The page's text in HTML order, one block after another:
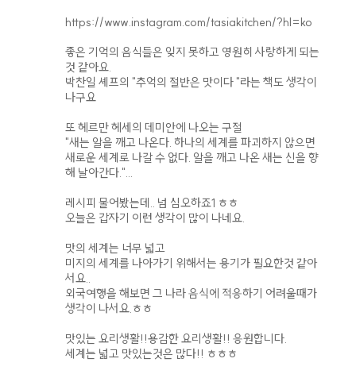
https://www.instagram.com/tasiakitchen/?hl=ko
좋은 기억의 음식들은 잊지 못하고 영원히 사랑하게 되는
것 같아요.
박찬일 셰프의 "추억의 절반은 맛이다 "라는 책도 생각이
나구요
또 헤르만 헤세의 데미안에 나오는 구절
"새는 알을 깨고 나온다. 하나의 세계를 파괴하지 않으면
새로운 세계로 나갈 수 없다. 알을 깨고 나온 새는 신을 향
해 날아간다."...
레시피 물어봤는데.. 넘 심오하죠1 ㅎㅎ
오늘은 갑자기 이런 생각이 많이 나네요.
맛의 세계는 너무 넓고
미지의 세계를 나아가기 위해서는 용기가 필요한것 같아
서요..
외국여행을 해보면 그 나라 음식에 적응하기 어려울때가
생각이 나서요.ㅎㅎ
맛있는 요리생활!!용감한 요리생활!! 응원합니다.
세계는 넓고 맛있는것은 많다!! ㅎㅎㅎ